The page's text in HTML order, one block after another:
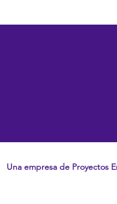
Una empresa de Proyectos